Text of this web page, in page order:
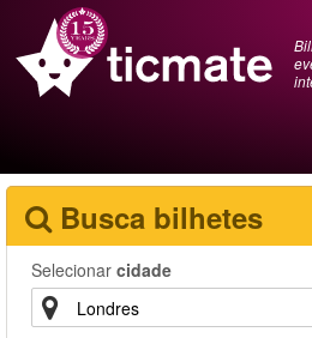
Busca bilhetes
Selecionar cidade